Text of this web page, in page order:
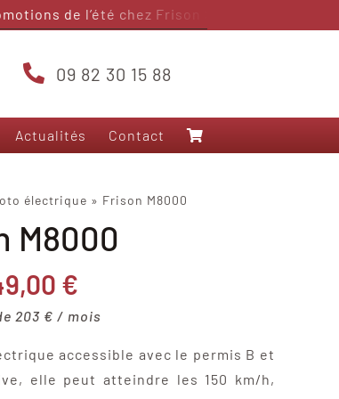
de l’été chez Frison Scooter – jusqu’à 4
09 82 30 15 88
125
Cargo
HC200
Actualités Contact
électrique » Frison M8000
M8000
€
203 € / mois
accessible avec le permis B et
elle peut atteindre les 150 km/h,